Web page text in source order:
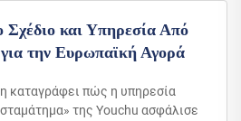
και Υπηρεσία Από
την Ευρωπαϊκή Αγορά
καταγράφει πώς η υπηρεσία
της Youchu ασφάλισε